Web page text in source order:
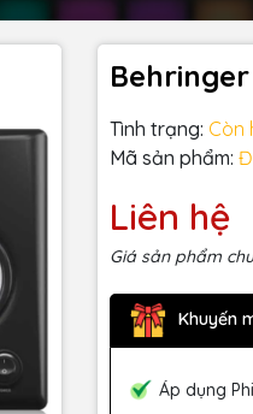
Tình trạng: Còn
Mã sản phẩm:
Liên hệ
Giá sản phẩm
Khuyến
Áp dụng